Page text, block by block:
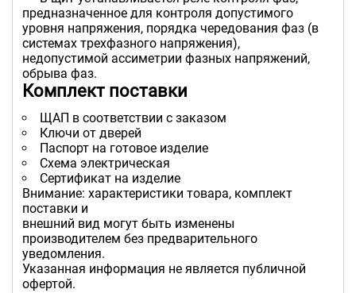
предназначенное для контроля допустимого
уровня напряжения, порядка чередования фаз (в
системах трехфазного напряжения),
недопустимой ассиметрии фазных напряжений,
обрыва фаз.
Комплект поставки
ЩАП в соответствии с заказом
Ключи от дверей
Паспорт на готовое изделие
Схема электрическая
Сертификат на изделие
Внимание: характеристики товара, комплект
поставки и
внешний вид могут быть изменены
производителем без предварительного
уведомления.
Указанная информация не является публичной
офертой.